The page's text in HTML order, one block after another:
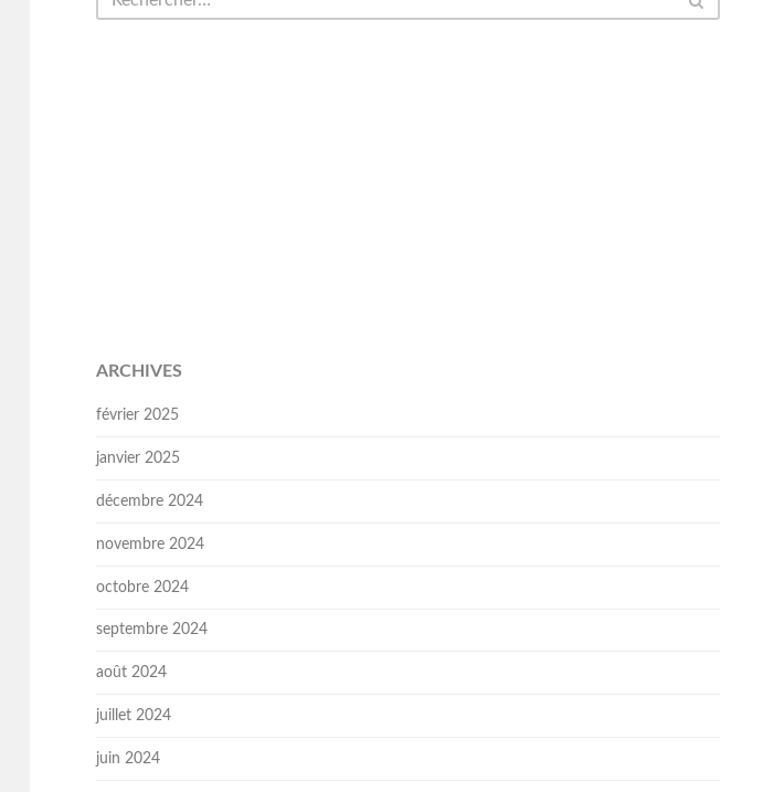
ARCHIVES
février 2025
janvier 2025
décembre 2024
novembre 2024
octobre 2024
septembre 2024
août 2024
juillet 2024
juin 2024